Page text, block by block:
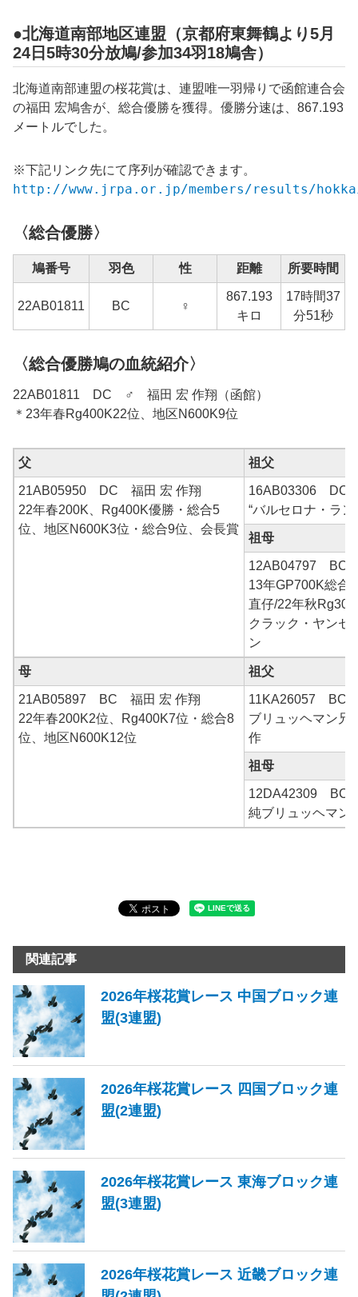
●北海道南部地区連盟（京都府東舞鶴より5月
24日5時30分放鳩/参加34羽18鳩舎）
北海道南部連盟の桜花賞は、連盟唯一羽帰りで函館連合会
の福田 宏鳩舎が、総合優勝を獲得。優勝分速は、867.193
メートルでした。
※下記リンク先にて序列が確認できます。
http://www.jrpa.or.jp/members/results/
〈総合優勝〉
鳩番号 羽色 性 距離 所要時間
22AB01811 BC ♀
867.193
キロ
17時間37
分51秒
〈総合優勝鳩の血統紹介〉
22AB01811 DC ♂ 福田 宏 作翔（函館）
＊23年春Rg400K22位、地区N600K9位
父 祖父
21AB05950 DC 福田 宏 作翔
22年春200K、Rg400K優勝・総合5
位、地区N600K3位・総合9位、会長賞
16AB03306 DC
“バルセロナ・ラ
祖母
12AB04797 BC
13年GP700K総合
直仔/22年秋
クラック・ヤンセ
ン
母 祖父
21AB05897 BC 福田 宏 作翔
22年春200K2位、Rg400K7位・総合8
位、地区N600K12位
11KA26057
ブリュッヘマン兄
作
祖母
12DA42309 BC
純ブリュッヘマン
関連記事
2026年桜花賞レース 中国ブロック連
盟(3連盟)
2026年桜花賞レース 四国ブロック連
盟(2連盟)
2026年桜花賞レース 東海ブロック連
盟(3連盟)
2026年桜花賞レース 近畿ブロック連